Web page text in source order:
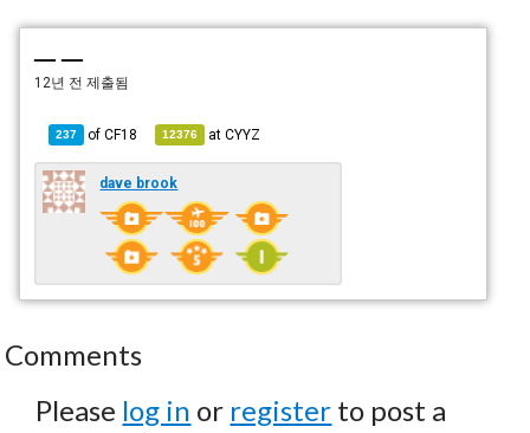
— —
12년 전 제출됨
237 ofCF18 12376 atCYYZ
dave brook
Comments
Please log in or register to post a